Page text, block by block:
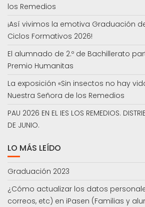
los Remedios
¡Así vivimos la emotiva Graduación
Ciclos Formativos 2026!
El alumnado de 2.º de Bachillerato
Premio Humanitas
La exposición «Sin insectos no hay
Nuestra Señora de los Remedios
PAU 2026 EN EL IES LOS REMEDIOS.
DE JUNIO.
LO MÁS LEÍDO
Graduación 2023
¿Cómo actualizar los datos
correos, etc) en iPasen (Familias y